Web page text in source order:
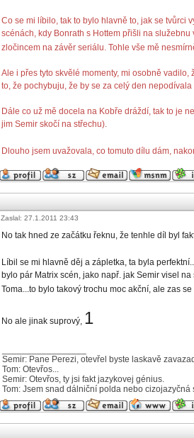
Co se mi líbilo, tak to bylo hlavně to, jak se tvůrci
scénách, kdy Bonrath s Hottem přišli na
zločincem na závěr seriálu. Tohle vše mě
Ale i přes tyto skvělé momenty, mi osobně
to, že pochybuju, že by se za celý den
Dále co už mě docela na Kobře dráždí, tak to je
jim Semir skočí na střechu).
Dlouho jsem uvažovala, co tomuto dílu dám,
Zaslal: 27.1.2011 23:43
No tak hned ze začátku řeknu, že tenhle díl byl
Líbil se mi hlavně děj a zápletka, ta byla
bylo pár Matrix scén, jako např. jak Semir visel
Toma...to bylo takový trochu moc akční, ale zas
No ale jinak suprový, 1
Semir: Pane Perezi, otevřel byste laskavě
Tom: Otevřos...
Semir: Otevřos, ty jsi fakt jazykovej génius.
Tom: Jsem snad dálniční polda nebo cizojazyčná